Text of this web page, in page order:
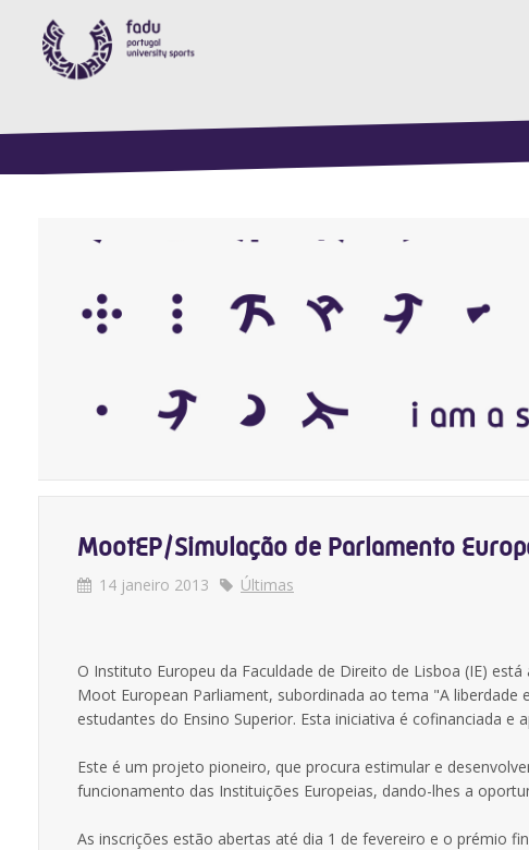
MootEP/Simulação de Parlamento
14 janeiro 2013 Últimas
O Instituto Europeu da Faculdade de Direito de Lisboa (IE)
Moot European Parliament, subordinada ao tema "A
estudantes do Ensino Superior. Esta iniciativa é cofinanciada
Este é um projeto pioneiro, que procura estimular e
funcionamento das Instituições Europeias, dando-lhes a
As inscrições estão abertas até dia 1 de fevereiro e o prémio